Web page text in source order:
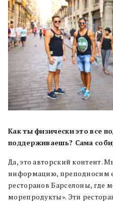
Какты физическиэто все
поддерживаешь? Сама
Да, это авторский контент.
информацию, преподносим
ресторанов Барселоны, где
морепродукты». Эти